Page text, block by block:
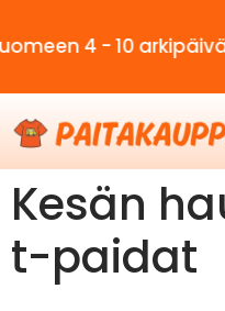
4 - 10 arkipäivää
Kesän
t-paidat